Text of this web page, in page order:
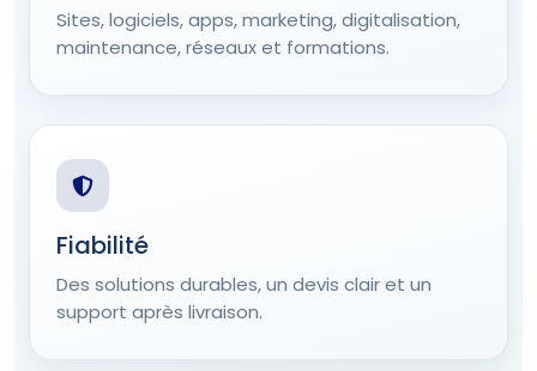
Sites, logiciels, apps, marketing, digitalisation,
maintenance, réseaux et formations.
Fiabilité
Des solutions durables, un devis clair et un
support après livraison.